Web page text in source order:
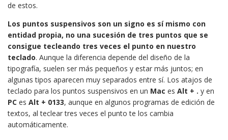
de estos.
Los puntos suspensivos son un signo es sí mismo con
entidad propia, no una sucesión de tres puntos que se
consigue tecleando tres veces el punto en nuestro
teclado. Aunque la diferencia depende del diseño de la
tipografía, suelen ser más pequeños y estar más juntos; en
algunas tipos aparecen muy separados entre sí. Los atajos de
teclado para los puntos suspensivos en un Mac es Alt + . y en
PC es Alt + 0133, aunque en algunos programas de edición de
textos, al teclear tres veces el punto te los cambia
automáticamente.